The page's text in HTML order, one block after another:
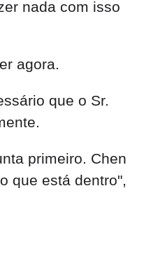
nada com isso
agora.
que o Sr.
primeiro. Chen
que está dentro",